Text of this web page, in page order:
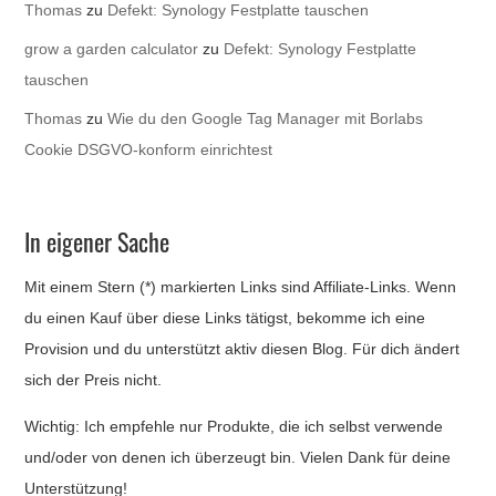
Thomas zu Defekt: Synology Festplatte tauschen
grow a garden calculator zu Defekt: Synology Festplatte
tauschen
Thomas zuWie du den Google Tag Manager mit Borlabs
Cookie DSGVO-konform einrichtest
In eigener Sache
Mit einem Stern (*) markierten Links sind Affiliate-Links. Wenn
du einen Kauf über diese Links tätigst, bekomme ich eine
Provision und du unterstützt aktiv diesen Blog. Für dich ändert
sich der Preis nicht.
Wichtig: Ich empfehle nur Produkte, die ich selbst verwende
und/oder von denen ich überzeugt bin. Vielen Dank für deine
Unterstützung!